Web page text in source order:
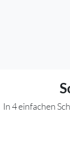
In 4 einfachen